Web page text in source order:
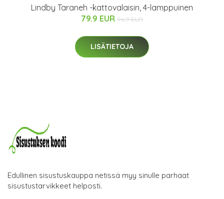
Lindby Taraneh -kattovalaisin, 4-lamppuinen
79.9 EUR 96.9 EUR
LISÄTIETOJA
Edullinen sisustuskauppa netissä myy sinulle parhaat
sisustustarvikkeet helposti.